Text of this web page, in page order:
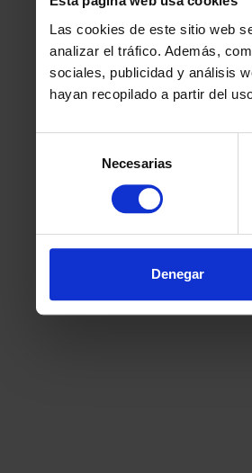
Las cookies de este sitio web
analizar el tráfico. Además,
sociales, publicidad y análisis
hayan recopilado a partir del
consentimiento
Necesarias
Denegar